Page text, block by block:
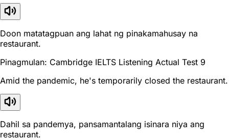
Doon matatagpuan ang lahat ng pinakamahusay na
restaurant.
Pinagmulan: Cambridge IELTS Listening Actual Test 9
Amid the pandemic, he's temporarily closed the restaurant.
Dahil sa pandemya, pansamantalang isinara niya ang
restaurant.